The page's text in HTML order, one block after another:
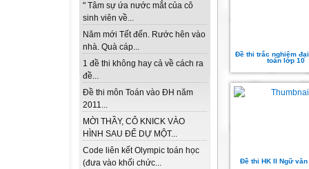
" Tâm sự ứa nước mắt của cô
sinh viên về...
Năm mới Tết đến. Rước hên vào
nhà. Quà cáp...
1 đề thi không hay cả về cách ra
đề...
Đề thi môn Toán vào ĐH năm
2011...
MỜI THẦY, CÔ KNICK VÀO
HÌNH SAU ĐỂ DỰ MỘT...
Code liên kết Olympic toán học
(đưa vào khối chức...
Đề thi trắc nghiệm
toán lớp 10
Đề thi HK II Ngữ